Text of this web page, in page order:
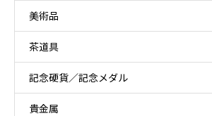
美術品
茶道具
記念硬貨／記念メダル
貴金属